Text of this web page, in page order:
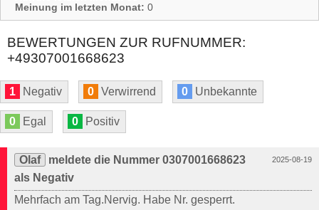
Meinung im letzten Monat: 0
BEWERTUNGEN ZUR RUFNUMMER:
+49307001668623
1 Negativ 0 Verwirrend 0 Unbekannte
0 Egal 0 Positiv
2025-08-19
Olaf
meldete die Nummer 0307001668623
als Negativ
Mehrfach am Tag.Nervig. Habe Nr. gesperrt.